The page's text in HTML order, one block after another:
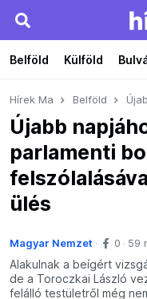
Belföld Külföld
Hírek Ma Belföld Újabb
Újabb
parlamenti
ülés
Magyar Nemzet 0 59
Alakulnak a beígért
de a Toroczkai László
felálló testületről még